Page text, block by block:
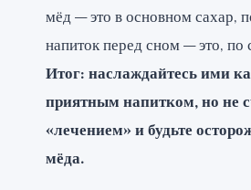
мёд — это в основном сахар,
напиток перед сном — это, по
Итог: наслаждайтесь ими
приятным напитком, но не
«лечением» и будьте
мёда.